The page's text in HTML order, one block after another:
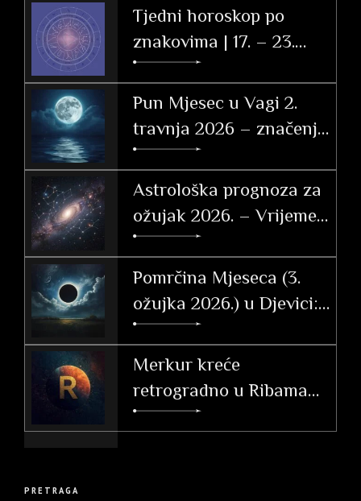
Tjedni horoskop po
znakovima | 17. – 23.
svibnja 2026.
Pun Mjesec u Vagi 2.
travnja 2026 – značenje
po znakovima
Astrološka prognoza za
ožujak 2026. – Vrijeme
tranzicije, akcije i velikih
otkrića
Pomrčina Mjeseca (3.
ožujka 2026.) u Djevici:
Vodič i utjecaj po
ascendentu
Merkur kreće
retrogradno u Ribama
(26. 2. – 20. 3. 2026.)
PRETRAGA